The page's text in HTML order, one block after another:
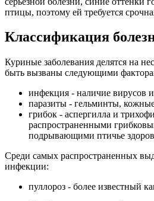
птицы, поэтому ей требуется
Классификация
Куриные заболевания делятся на
быть вызваны следующими
инфекция - наличие вирусов
паразиты - гельминты,
грибок - аспергилла и
распространенными
подрывающими птичье
Среди самых распространенных
инфекции:
пуллороз - более известный